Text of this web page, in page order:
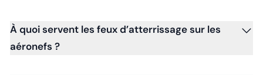
À quoi servent les feux d’atterrissage sur les
aéronefs ?